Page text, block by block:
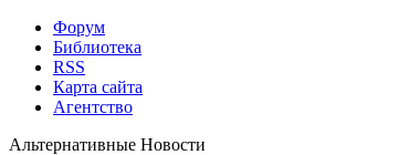
Форум
Библиотека
RSS
Карта сайта
Агентство
Альтернативные Новости